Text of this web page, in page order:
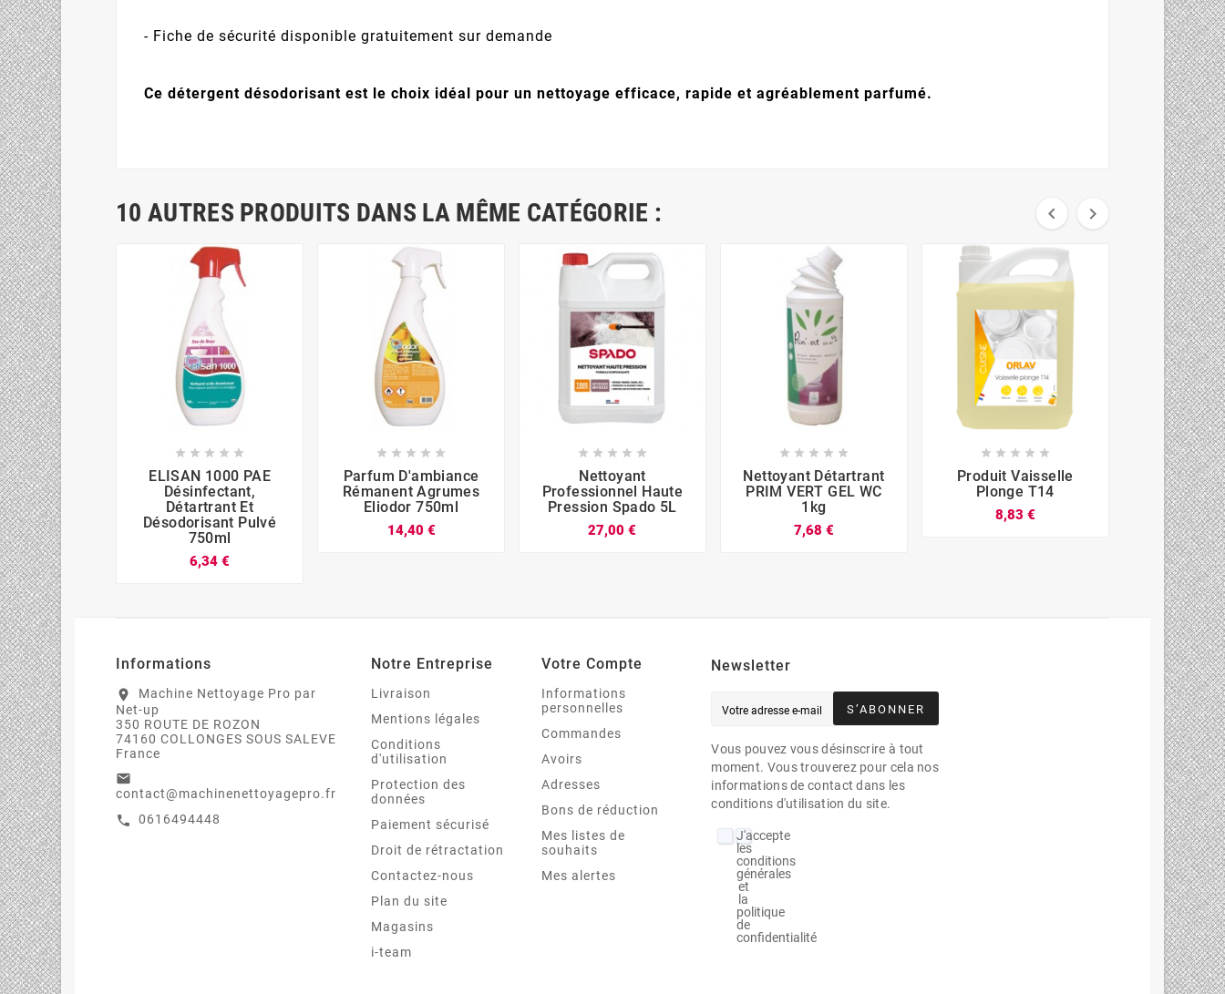
- Fiche de sécurité disponible gratuitement sur demande
Ce détergent désodorisant est le choix idéal pour un nettoyage efficace, rapide et agréablement parfumé.
10 AUTRES PRODUITS DANS LA MÊME CATÉGORIE :  
    
ELISAN 1000 PAE
Désinfectant,
Détartrant Et
Désodorisant Pulvé
750ml
6,34 €
    
Parfum D'ambiance
Rémanent Agrumes
Eliodor 750ml
14,40 €
    
Nettoyant
Professionnel Haute
Pression Spado 5L
27,00 €
    
Nettoyant Détartrant
PRIM VERT GEL WC
1kg
7,68 €
    
Produit Vaisselle
Plonge T14
8,83 €


ELIWC
Nettoyant
Informations
location_on
Machine Nettoyage Pro par
Net-up
350 ROUTE DE ROZON
74160 COLLONGES SOUS SALEVE
France
email
contact@machinenettoyagepro.fr
call 0616494448
Notre Entreprise
Livraison
Mentions légales
Conditions
d'utilisation
Protection des
données
Paiement sécurisé
Droit de rétractation
Contactez-nous
Plan du site
Magasins
i-team
Votre Compte
Informations
personnelles
Commandes
Avoirs
Adresses
Bons de réduction
Mes listes de
souhaits
Mes alertes
Newsletter
S’ABONNER
Vous pouvez vous désinscrire à tout
moment. Vous trouverez pour cela nos
informations de contact dans les
conditions d'utilisation du site.
J'accepte
les
conditions
générales
et
la
politique
de
confidentialité